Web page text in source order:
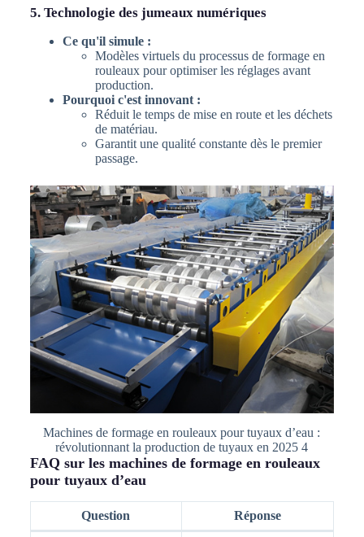
5. Technologie des jumeaux numériques
Ce qu'il simule :
Modèles virtuels du processus de formage en
rouleaux pour optimiser les réglages avant
production.
Pourquoi c'est innovant :
Réduit le temps de mise en route et les déchets
de matériau.
Garantit une qualité constante dès le premier
passage.
Machines de formage en rouleaux pour tuyaux d’eau :
révolutionnant la production de tuyaux en 2025 4
FAQ sur les machines de formage en rouleaux
pour tuyaux d’eau
Question Réponse